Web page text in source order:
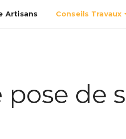
Artisans Conseils Travaux
de